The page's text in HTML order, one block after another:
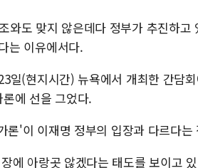
도 맞지 않은데다 정부가 추진하고
는 이유에서다.
일(현지시간) 뉴욕에서 개최한 간담
에 선을 그었다.
론'이 이재명 정부의 입장과 다르다
에 아랑곳 않겠다는 태도를 보이고